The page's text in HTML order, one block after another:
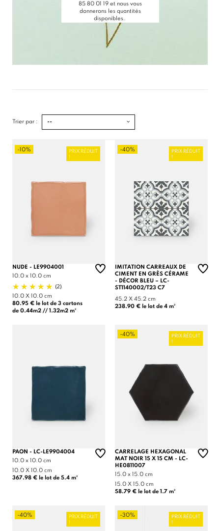
85 80 01 19 et nous vous
donnerons les quantités
disponibles.
Trier par : --
-10%
PRIX RÉDUIT
!
NUDE - LE9904001
10.0 x 10.0 cm
(2)
10.0 X 10.0 cm
80.95 € le lot de 3 cartons
de 0.44m2 // 1.32m2 m²
-40%
PRIX RÉDUIT
!
IMITATION CARREAUX DE
CIMENT EN GRÈS CÉRAME
- DÉCOR BLEU – LC-
ST1140002/T23 C7
45.2 X 45.2 cm
238.90 € le lot de 4 m²
PAON - LC-LE9904004
10.0 x 10.0 cm
10.0 X 10.0 cm
367.98 € le lot de 5.4 m²
-40%
PRIX RÉDUIT
!
CARRELAGE HEXAGONAL
MAT NOIR 15 X 15 CM - LC-
HE0811007
15.0 x 15.0 cm
15.0 X 15.0 cm
58.79 € le lot de 1.7 m²
-40%
PRIX RÉDUIT
!
-30%
PRIX RÉDUIT
!